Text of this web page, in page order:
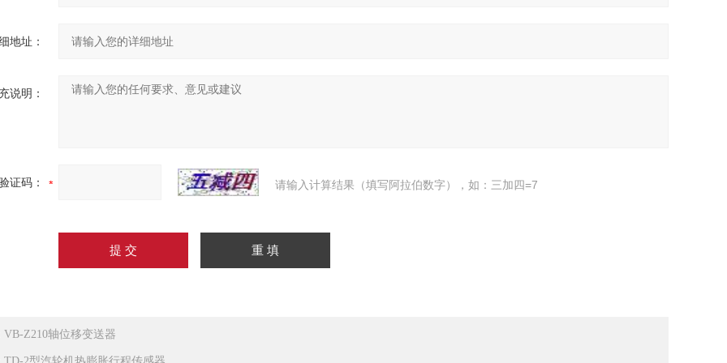
地址：
说明：
证码： 请输入计算结果（填写阿拉伯数字），如：三加四=7
VB-Z210轴位移变送器